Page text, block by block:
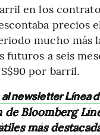
en los
precios
mucho más
futuros a seis
por barril.
newsletter Línea
de Bloomberg
más